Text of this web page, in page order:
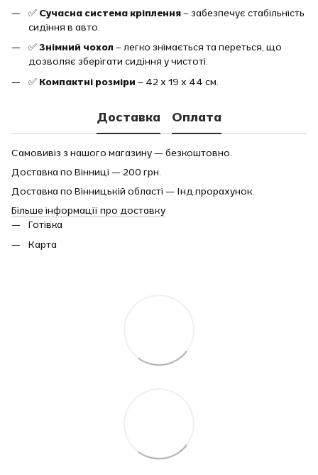
✅ Сучасна система кріплення– забезпечує стабільність
сидіння в авто.
✅Знімний чохол – легко знімається та переться, що
дозволяє зберігати сидіння у чистоті.
✅ Компактні розміри – 42 х 19 х 44 см.
Доставка Оплата
Самовивіз з нашого магазину — безкоштовно.
Доставка по Вінниці — 200 грн.
Доставка по Вінницькій області — Інд.прорахунок.
Більше інформації про доставку
Готівка
Карта